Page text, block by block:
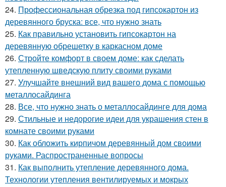
24. Профессиональная обрезка под гипсокартон из
деревянного бруска: все, что нужно знать
25. Как правильно установить гипсокартон на
деревянную обрешетку в каркасном доме
26. Стройте комфорт в своем доме: как сделать
утепленную шведскую плиту своими руками
27. Улучшайте внешний вид вашего дома с помощью
металлосайдинга
28. Все, что нужно знать о металлосайдинге для дома
29. Стильные и недорогие идеи для украшения стен в
комнате своими руками
30. Как обложить кирпичом деревянный дом своими
руками. Распространенные вопросы
31. Как выполнить утепление деревянного дома.
Технологии утепления вентилируемых и мокрых